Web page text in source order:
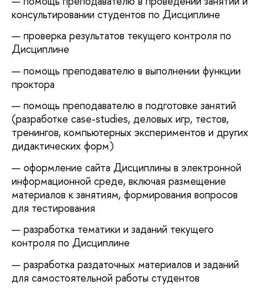
консультировании студентов по Дисциплине
проверка результатов текущего контроля по
Дисциплине
помощь преподавателю в выполнении функции
проктора
помощь преподавателю в подготовке занятий
(разработке case-studies, деловых игр, тестов,
тренингов, компьютерных экспериментов и других
дидактических форм)
оформление сайта Дисциплины в электронной
информационной среде, включая размещение
материалов к занятиям, формирования вопросов
для тестирования
разработка тематики и заданий текущего
контроля по Дисциплине
разработка раздаточных материалов и заданий
для самостоятельной работы студентов